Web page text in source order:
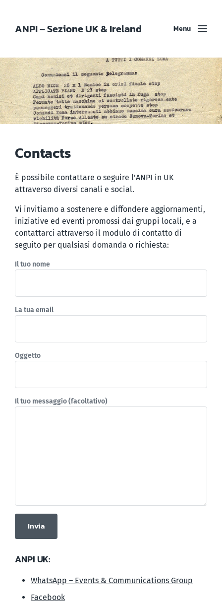
ANPI – Sezione UK & Ireland Menu
Contacts
È possibile contattare o seguire l’ANPI in UK
attraverso diversi canali e social.
Vi invitiamo a sostenere e diffondere aggiornamenti,
iniziative ed eventi promossi dai gruppi locali, e a
contattarci attraverso il modulo di contatto di
seguito per qualsiasi domanda o richiesta:
Il tuo nome
La tua email
Oggetto
Il tuo messaggio (facoltativo)
ANPI UK:
WhatsApp – Events & Communications Group
Facebook